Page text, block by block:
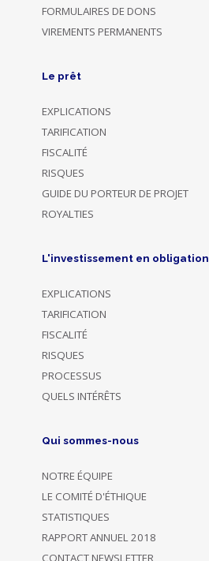
FORMULAIRES DE DONS
VIREMENTS PERMANENTS
Le prêt
EXPLICATIONS
TARIFICATION
FISCALITÉ
RISQUES
GUIDE DU PORTEUR DE PROJET
ROYALTIES
L'investissement en obligation
EXPLICATIONS
TARIFICATION
FISCALITÉ
RISQUES
PROCESSUS
QUELS INTÉRÊTS
Qui sommes-nous
NOTRE ÉQUIPE
LE COMITÉ D'ÉTHIQUE
STATISTIQUES
RAPPORT ANNUEL 2018
CONTACT NEWSLETTER